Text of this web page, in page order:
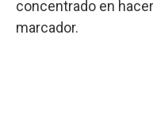
concentrado en
marcador.